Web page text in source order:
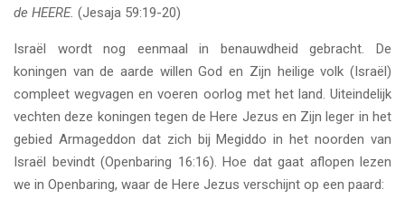
de HEERE. (Jesaja 59:19-20)
Israël wordt nog eenmaal in benauwdheid gebracht. De
koningen van de aarde willen God en Zijn heilige volk (Israël)
compleet wegvagen en voeren oorlog met het land. Uiteindelijk
vechten deze koningen tegen de Here Jezus en Zijn leger in het
gebied Armageddon dat zich bij Megiddo in het noorden van
Israël bevindt (Openbaring 16:16). Hoe dat gaat aflopen lezen
we in Openbaring, waar de Here Jezus verschijnt op een paard: